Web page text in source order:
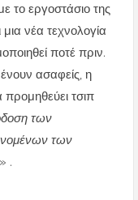
το εργοστάσιο της
νέα τεχνολογία
ποτέ πριν.
ασαφείς, η
τσιπ
των
των
» .